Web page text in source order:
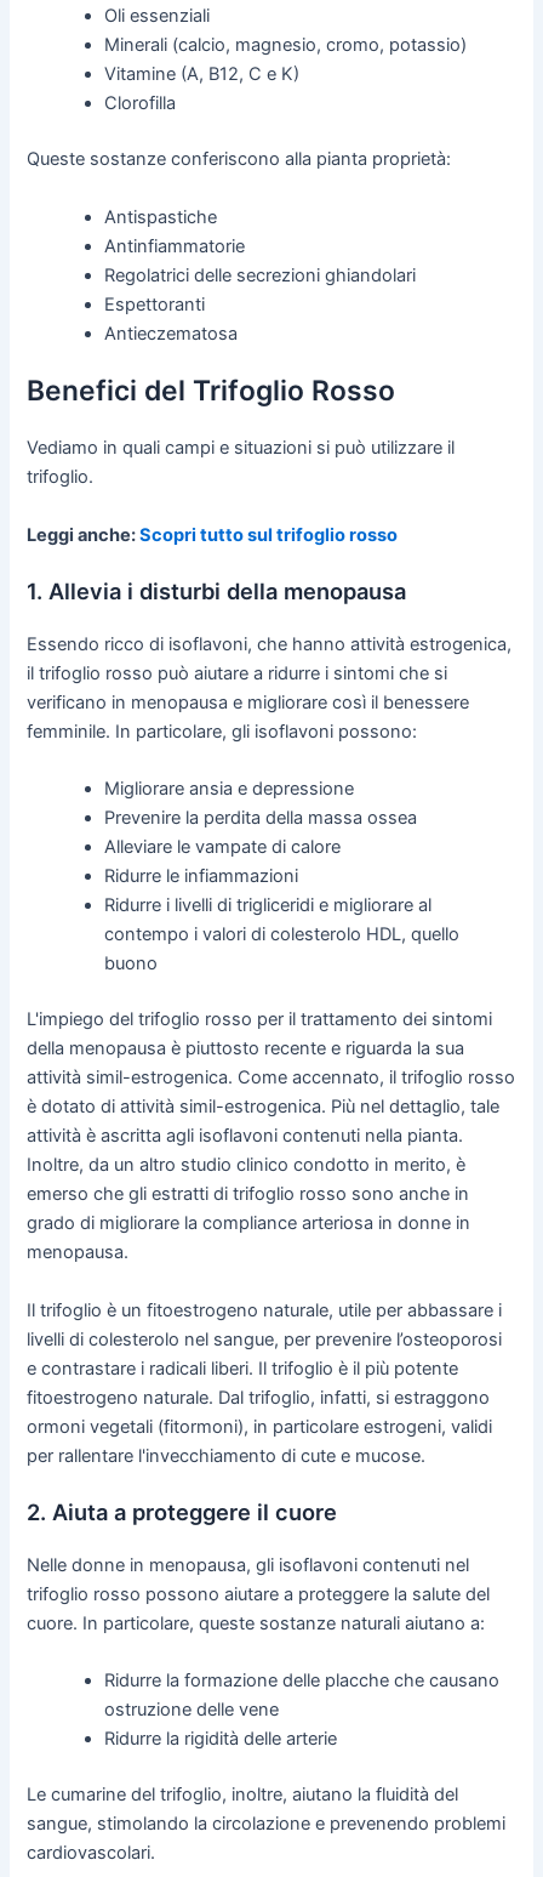
Oli essenziali
Minerali (calcio, magnesio, cromo, potassio)
Vitamine (A, B12, C e K)
Clorofilla
Queste sostanze conferiscono alla pianta proprietà:
Antispastiche
Antinfiammatorie
Regolatrici delle secrezioni ghiandolari
Espettoranti
Antieczematosa
Benefici del Trifoglio Rosso
Vediamo in quali campi e situazioni si può utilizzare il
trifoglio.
Leggi anche:Scopri tutto sul trifoglio rosso
1. Allevia i disturbi della menopausa
Essendo ricco di isoflavoni, che hanno attività estrogenica,
il trifoglio rosso può aiutare a ridurre i sintomi che si
verificano in menopausa e migliorare così il benessere
femminile. In particolare, gli isoflavoni possono:
Migliorare ansia e depressione
Prevenire la perdita della massa ossea
Alleviare le vampate di calore
Ridurre le infiammazioni
Ridurre i livelli di trigliceridi e migliorare al
contempo i valori di colesterolo HDL, quello
buono
L'impiego del trifoglio rosso per il trattamento dei sintomi
della menopausa è piuttosto recente e riguarda la sua
attività simil-estrogenica. Come accennato, il trifoglio rosso
è dotato di attività simil-estrogenica. Più nel dettaglio, tale
attività è ascritta agli isoflavoni contenuti nella pianta.
Inoltre, da un altro studio clinico condotto in merito, è
emerso che gli estratti di trifoglio rosso sono anche in
grado di migliorare la compliance arteriosa in donne in
menopausa.
Il trifoglio è un fitoestrogeno naturale, utile per abbassare i
livelli di colesterolo nel sangue, per prevenire l’osteoporosi
e contrastare i radicali liberi. Il trifoglio è il più potente
fitoestrogeno naturale. Dal trifoglio, infatti, si estraggono
ormoni vegetali (fitormoni), in particolare estrogeni, validi
per rallentare l'invecchiamento di cute e mucose.
2. Aiuta a proteggere il cuore
Nelle donne in menopausa, gli isoflavoni contenuti nel
trifoglio rosso possono aiutare a proteggere la salute del
cuore. In particolare, queste sostanze naturali aiutano a:
Ridurre la formazione delle placche che causano
ostruzione delle vene
Ridurre la rigidità delle arterie
Le cumarine del trifoglio, inoltre, aiutano la fluidità del
sangue, stimolando la circolazione e prevenendo problemi
cardiovascolari.